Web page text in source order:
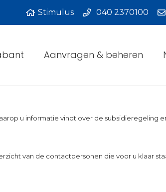
Stimulus 040 2370100
Aanvragen & beheren
u informatie vindt over de subsidieregeling
van de contactpersonen die voor u klaar